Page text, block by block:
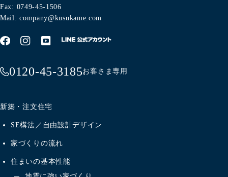
Fax: 0749-45-1506
Mail: company@kusukame.com
0120-45-3185お客さま専用
新築・注文住宅
SE構法／自由設計デザイン
家づくりの流れ
住まいの基本性能